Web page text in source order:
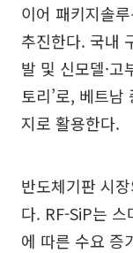
이어 패키지솔
추진한다. 국내
발 및 신모델·고
토리’로, 베트
지로 활용한다.
반도체기판 시
다. RF-SiP는 스
에 따른 수요 증